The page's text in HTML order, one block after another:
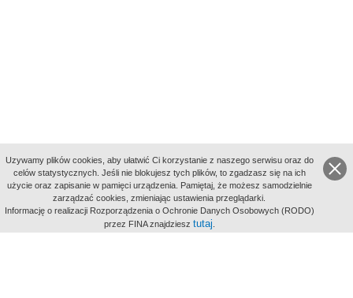
aktywności
Uzywamy plików cookies, aby ułatwić Ci korzystanie z naszego serwisu oraz do
celów statystycznych. Jeśli nie blokujesz tych plików, to zgadzasz się na ich
użycie oraz zapisanie w pamięci urządzenia. Pamiętaj, że możesz samodzielnie
zarządzać cookies, zmieniając ustawienia przeglądarki.
Informację o realizacji Rozporządzenia o Ochronie Danych Osobowych (RODO)
przez FINA znajdziesz tutaj